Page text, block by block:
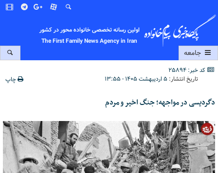
اولین رسانه تخصصی خانواده محور در کشور
The First Family News Agency in Iran
جامعه
کد خبر: 25894
تاریخ انتشار: ۵ اردیبهشت ۱۴۰۵ - ۱۳:۵۵ چاپ
دگردیسی در مواجهه؛ جنگ اخیر و مردم